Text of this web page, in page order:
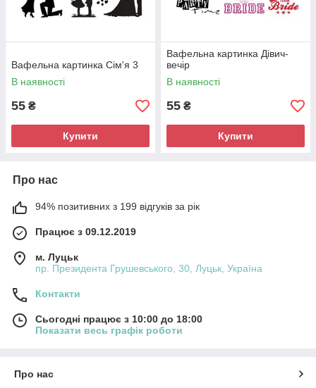
Вафельна картинка Сім'я 3
В наявності
55 ₴
Купити
Вафельна картинка Дівич-
вечір
В наявності
55 ₴
Купити
Про нас
94% позитивних з 199 відгуків за рік
Працює з 09.12.2019
м. Луцьк
пр. Президента Грушевського, 30, Луцьк, Україна
Контакти
Сьогодні працює з 10:00 до 18:00
Показати весь графік роботи
Про нас